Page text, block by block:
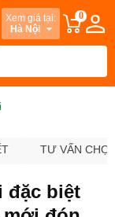
Xem giá tại:
Hà Nội
0
TƯ VẤN
đặc biệt